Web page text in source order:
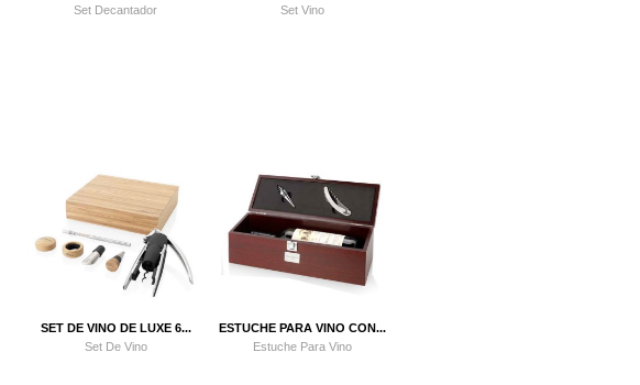
Set Decantador
Set Vino
SET DE VINO DE LUXE 6...
Set De Vino
ESTUCHE PARA VINO CON...
Estuche Para Vino